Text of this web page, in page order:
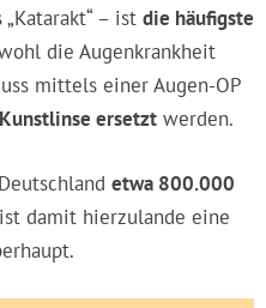
– ist die häufigste
die Augenkrankheit
mittels einer Augen-OP
ersetzt werden.
etwa 800.000
damit hierzulande eine